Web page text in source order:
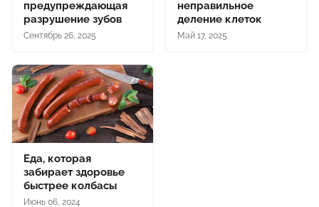
предупреждающая
разрушение зубов
Сентябрь 26, 2025
неправильное
деление клеток
Май 17, 2025
Еда, которая
забирает здоровье
быстрее колбасы
Июнь 06, 2024